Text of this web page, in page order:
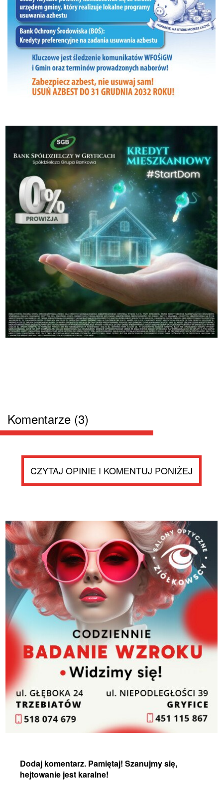
Komentarze (3)
CZYTAJ OPINIE I KOMENTUJ PONIŻEJ
Dodaj komentarz. Pamiętaj! Szanujmy się,
hejtowanie jest karalne!